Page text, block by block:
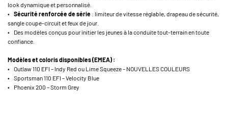
look dynamique et personnalisé.
• Sécurité renforcée de série : limiteur de vitesse réglable, drapeau de sécurité,
sangle coupe-circuit et feux de jour.
• Des modèles conçus pour initier les jeunes à la conduite tout-terrain en toute
confiance.
Modèles et coloris disponibles (EMEA) :
• Outlaw 110 EFI – Indy Red ou Lime Squeeze – NOUVELLES COULEURS
• Sportsman 110 EFI – Velocity Blue
• Phoenix 200 – Storm Grey